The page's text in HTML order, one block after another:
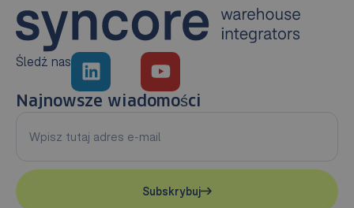
Śledź nas
Najnowsze wiadomości
Subskrybuj